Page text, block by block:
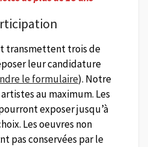
transmettent trois de
leur candidature
le formulaire). Notre
au maximum. Les
exposer jusqu’à
Les oeuvres non
pas conservées par le